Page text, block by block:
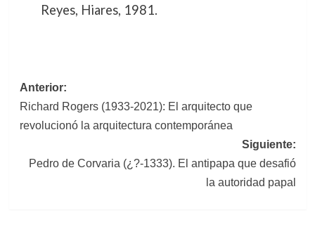
Reyes, Hiares, 1981.
Navegación
de
Anterior:
Richard Rogers (1933-2021): El arquitecto que
revolucionó la arquitectura contemporánea
Siguiente:
Pedro de Corvaria (¿?-1333). El antipapa que desafió
la autoridad papal